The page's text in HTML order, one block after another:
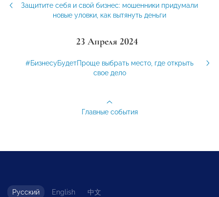
Защитите себя и свой бизнес: мошенники придумали
новые уловки, как вытянуть деньги
23 Апреля 2024
#БизнесуБудетПроще выбрать место, где открыть
свое дело
Главные события
Русский English 中文